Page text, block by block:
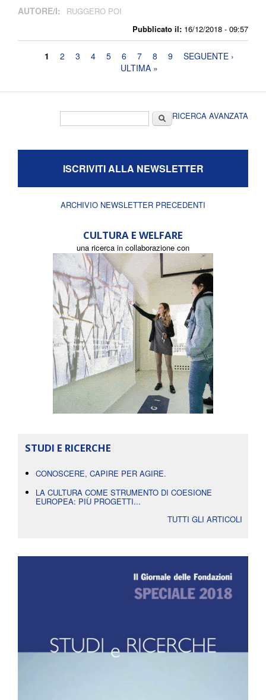
Pubblicato il: 16/12/2018 - 09:57
AUTORE/I: RUGGERO POI
Pagine
1 2 3 4 5 6 7 8 9
SEGUENTE ›
ULTIMA »
CercaRICERCA AVANZATA
ISCRIVITI ALLA NEWSLETTER
ARCHIVIO NEWSLETTER PRECEDENTI
CULTURA E WELFARE
una ricerca in collaborazione con
STUDI E RICERCHE
CONOSCERE, CAPIRE PER AGIRE.
LA CULTURA COME STRUMENTO DI COESIONE
EUROPEA: PIÙ PROGETTI...
TUTTI GLI ARTICOLI